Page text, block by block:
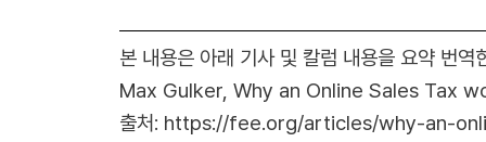
본 내용은 아래 기사 및 칼럼 내용을 요약 번역
Max Gulker, Why an Online Sales Tax
출처: https://fee.org/articles/why-an-